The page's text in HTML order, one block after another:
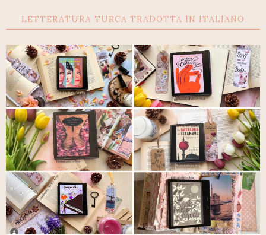
LETTERATURA TURCA TRADOTTA IN ITALIANO